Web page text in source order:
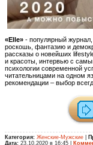
«Elle» - популярный журнал,
роскошь, фантазию и
рассказы о новейших
и красоты, интервью с
психологии современной
читательницами на одном
рекомендации – выбор
Категория: Женские-Мужские
Дата: 23.10.2020 в 16:45